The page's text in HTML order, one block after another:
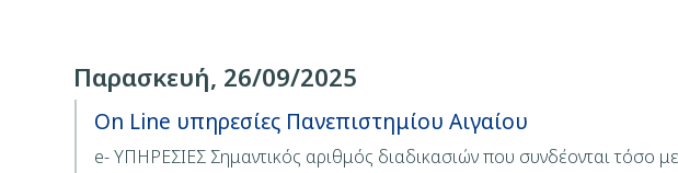
Παρασκευή, 26/09/2025
On Line υπηρεσίες Πανεπιστημίου Αιγαίου
e- ΥΠΗΡΕΣΙΕΣ Σημαντικός αριθμός διαδικασιών που συνδέονται τόσο